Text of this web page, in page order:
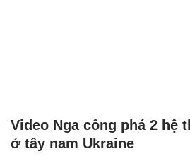
Video Nga công phá 2 hệ
ở tây nam Ukraine